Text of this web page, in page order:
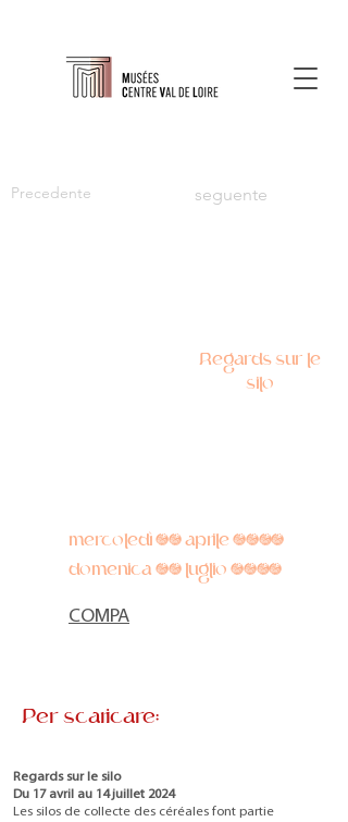
Precedente seguente
Regards sur le
silo
mercoledì 17 aprile 2024
domenica 14 luglio 2024
COMPA
Per scaricare:
Regards sur le silo
Du 17 avril au 14 juillet 2024
Les silos de collecte des céréales font partie